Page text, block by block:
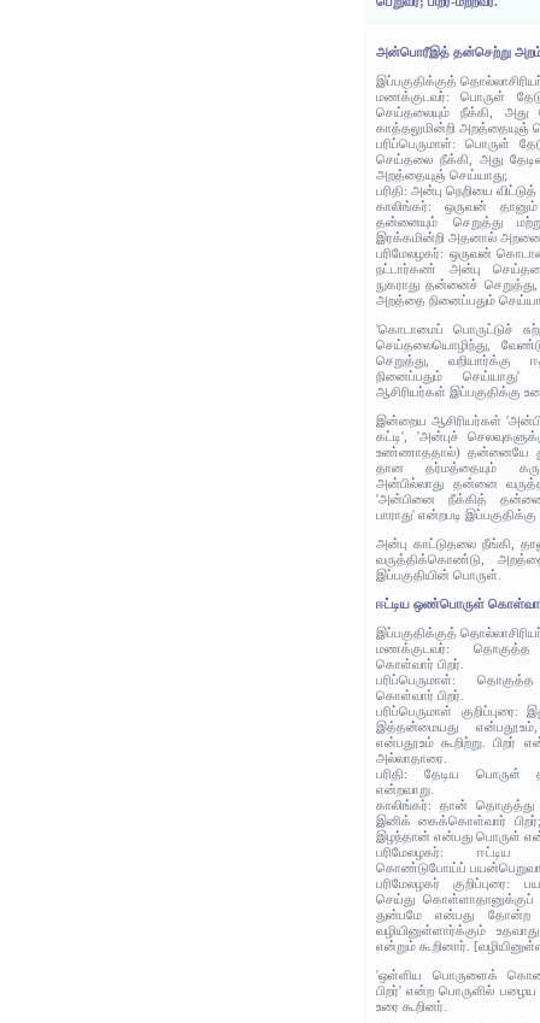
அன்பொரீஇத் தன்செற்று
இப்பகுதிக்குத்
மணக்குடவர்: பொருள்
செய்தலையும் நீக்கி, அது
காத்தலுமின்றி அறத்தையுஞ்
பரிப்பெருமாள்: பொருள்
செய்தலை நீக்கி, அது
அறத்தையுஞ் செய்யாது;
பரிதி: அன்பு நெறியை
காலிங்கர்: ஒருவன்
தன்னையும் செறுத்து
இரக்கமின்றி அதனால்
பரிமேலழகர்: ஒருவன்
நட்டார்கண் அன்பு
நுகராது தன்னைச்
அறத்தை நினைப்பதும்
'கொடாமைப் பொருட்டுச்
செய்தலையொழிந்து,
செறுத்து,
நினைப்பதும்
ஆசிரியர்கள் இப்பகுதிக்கு
இன்றைய ஆசிரியர்கள்
கட்டி', 'அன்புச்
உண்ணாததால்) தன்னையே
தான தர்மத்தையும்
அன்பில்லாது தன்னை
'அன்பினை நீக்கித் தன்னை
பாராது' என்றபடி
அன்பு காட்டுதலை நீங்கி,
வருத்திக்கொண்டு,
இப்பகுதியின் பொருள்.
ஈட்டிய ஒண்பொருள் கொள்வார்
இப்பகுதிக்குத்
மணக்குடவர்:
கொள்வார் பிறர்.
பரிப்பெருமாள்:
கொள்வார் பிறர்.
பரிப்பெருமாள் குறிப்புரை:
இத்தன்மையது
என்பதூஉம் கூறிற்று. பிறர்
அல்லாதாரை.
பரிதி: தேடிய பொருள்
என்றவாறு.
காலிங்கர்: தான்
இனிக் கைக்கொள்வார்
இழந்தான் என்பது பொருள்
பரிமேலழகர்:
கொண்டுபோய்ப்
பரிமேலழகர்
செய்து
துன்பமே என்பது தோன்ற
வழியினுள்ளார்க்கும்
என்றும் கூறினார்.
'ஒள்ளிய பொருளைக்
பிறர்' என்ற பொருளில் பழைய
உரை கூறினர்.